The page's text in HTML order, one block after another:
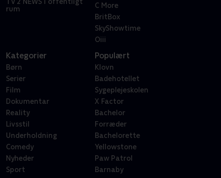
TV 2 NEWS i offentligt
rum
C More
BritBox
SkyShowtime
Oiii
Kategorier
Børn
Serier
Film
Dokumentar
Reality
Livsstil
Underholdning
Comedy
Nyheder
Sport
Populært
Klovn
Badehotellet
Sygeplejeskolen
X Factor
Bachelor
Forræder
Bachelorette
Yellowstone
Paw Patrol
Barnaby